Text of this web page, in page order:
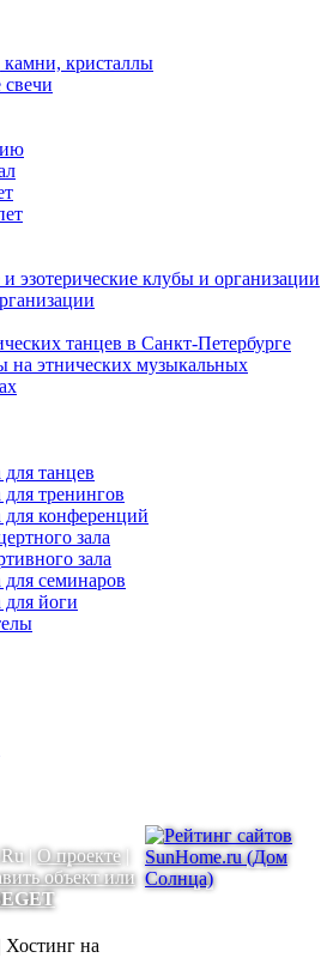
кристаллы
эзотерические клубы и организации
танцев в Санкт-Петербурге
этнических музыкальных
для танцев
для тренингов
для конференций
зала
зала
для семинаров
для йоги
|О проекте|
объект или
на